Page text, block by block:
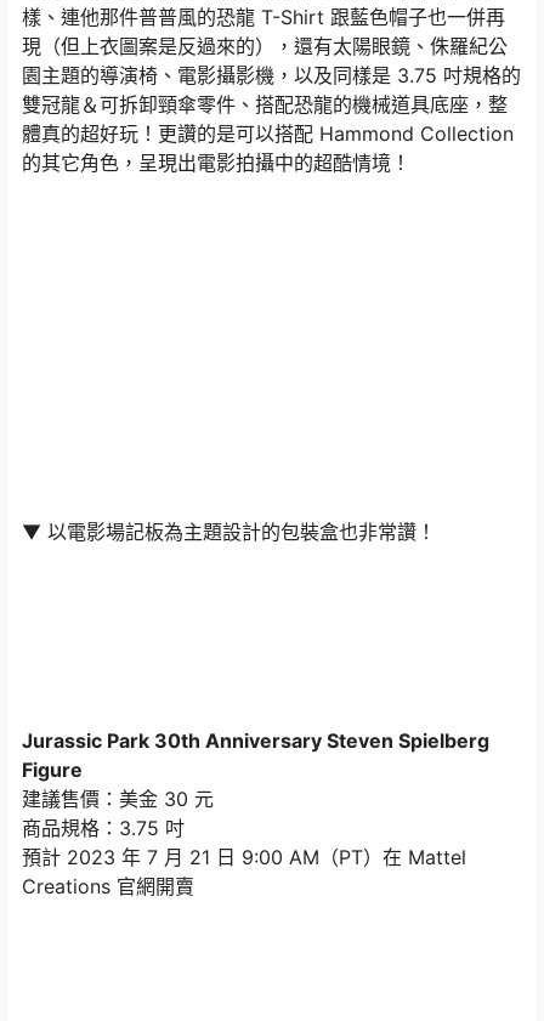
樣、連他那件普普風的恐龍 T-Shirt 跟藍色帽子也一併再
現（但上衣圖案是反過來的），還有太陽眼鏡、侏羅紀公
園主題的導演椅、電影攝影機，以及同樣是 3.75 吋規格的
雙冠龍＆可拆卸頸傘零件、搭配恐龍的機械道具底座，整
體真的超好玩！更讚的是可以搭配 Hammond Collection
的其它角色，呈現出電影拍攝中的超酷情境！
▼ 以電影場記板為主題設計的包裝盒也非常讚！
Jurassic Park 30th Anniversary Steven Spielberg
Figure
建議售價：美金 30 元
商品規格：3.75 吋
預計 2023 年 7 月 21 日 9:00 AM（PT）在 Mattel
Creations 官網開賣